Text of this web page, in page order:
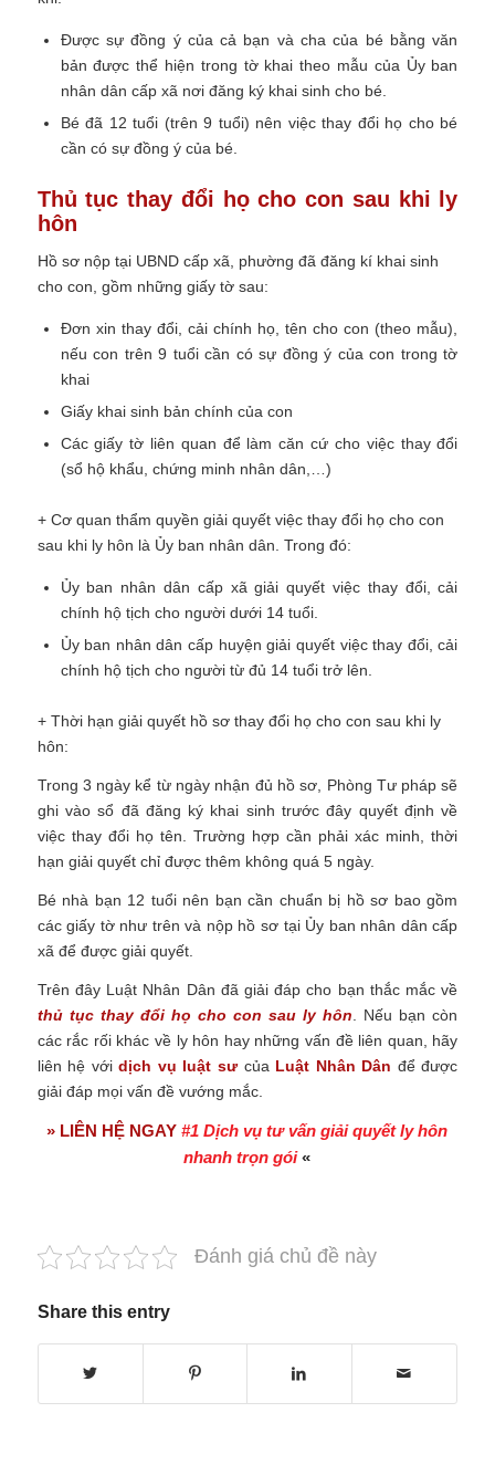
Được sự đồng ý của cả bạn và cha của bé bằng văn
bản được thể hiện trong tờ khai theo mẫu của Ủy ban
nhân dân cấp xã nơi đăng ký khai sinh cho bé.
Bé đã 12 tuổi (trên 9 tuổi) nên việc thay đổi họ cho bé
cần có sự đồng ý của bé.
Thủ tục thay đổi họ cho con sau khi ly
hôn
Hồ sơ nộp tại UBND cấp xã, phường đã đăng kí khai sinh
cho con, gồm những giấy tờ sau:
Đơn xin thay đổi, cải chính họ, tên cho con (theo mẫu),
nếu con trên 9 tuổi cần có sự đồng ý của con trong tờ
khai
Giấy khai sinh bản chính của con
Các giấy tờ liên quan để làm căn cứ cho việc thay đổi
(sổ hộ khẩu, chứng minh nhân dân,…)
+ Cơ quan thẩm quyền giải quyết việc thay đổi họ cho con
sau khi ly hôn là Ủy ban nhân dân. Trong đó:
Ủy ban nhân dân cấp xã giải quyết việc thay đổi, cải
chính hộ tịch cho người dưới 14 tuổi.
Ủy ban nhân dân cấp huyện giải quyết việc thay đổi, cải
chính hộ tịch cho người từ đủ 14 tuổi trở lên.
+ Thời hạn giải quyết hồ sơ thay đổi họ cho con sau khi ly
hôn:
Trong 3 ngày kể từ ngày nhận đủ hồ sơ, Phòng Tư pháp sẽ
ghi vào sổ đã đăng ký khai sinh trước đây quyết định về
việc thay đổi họ tên. Trường hợp cần phải xác minh, thời
hạn giải quyết chỉ được thêm không quá 5 ngày.
Bé nhà bạn 12 tuổi nên bạn cần chuẩn bị hồ sơ bao gồm
các giấy tờ như trên và nộp hồ sơ tại Ủy ban nhân dân cấp
xã để được giải quyết.
Trên đây Luật Nhân Dân đã giải đáp cho bạn thắc mắc về
thủ tục thay đổi họ cho con sau ly hôn . Nếu bạn còn
các rắc rối khác về ly hôn hay những vấn đề liên quan, hãy
liên hệ vớidịch vụ luật sưcủa Luật Nhân Dân để được
giải đáp mọi vấn đề vướng mắc.
» LIÊN HỆ NGAY#1 Dịch vụ tư vấn giải quyết ly hôn
nhanh trọn gói«
Đánh giá chủ đề này
Share this entry